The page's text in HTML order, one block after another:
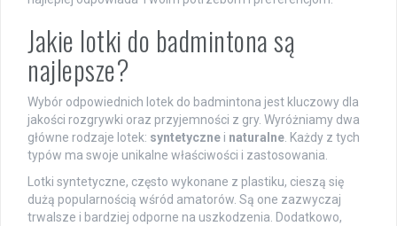
Jakie lotki do badmintona są
najlepsze?
Wybór odpowiednich lotek do badmintona jest kluczowy dla
jakości rozgrywki oraz przyjemności z gry. Wyróżniamy dwa
główne rodzaje lotek: syntetyczne i naturalne . Każdy z tych
typów ma swoje unikalne właściwości i zastosowania.
Lotki syntetyczne, często wykonane z plastiku, cieszą się
dużą popularnością wśród amatorów. Są one zazwyczaj
trwalsze i bardziej odporne na uszkodzenia. Dodatkowo,